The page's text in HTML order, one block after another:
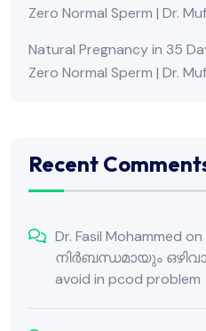
Zero Normal Sperm | Dr.
Natural Pregnancy in 35
Zero Normal Sperm | Dr.
Recent
Dr. Fasil Mohammed on
നിർബന്ധമായും
avoid in pcod problem